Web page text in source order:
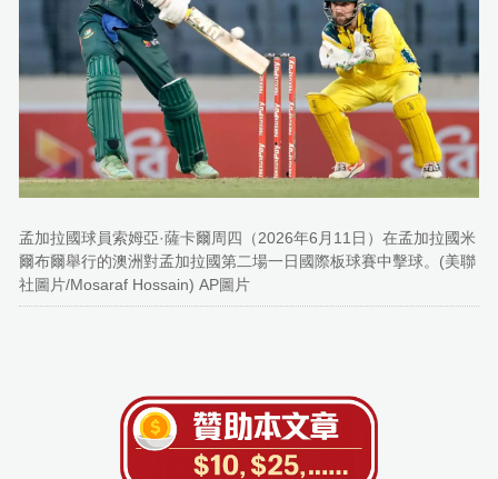
孟加拉國球員索姆亞·薩卡爾周四（2026年6月11日）在孟加拉國米
爾布爾舉行的澳洲對孟加拉國第二場一日國際板球賽中擊球。(美聯
社圖片/Mosaraf Hossain) AP圖片